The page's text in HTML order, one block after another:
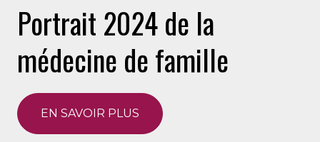
Portrait 2024 de la
médecine de famille
EN SAVOIR PLUS